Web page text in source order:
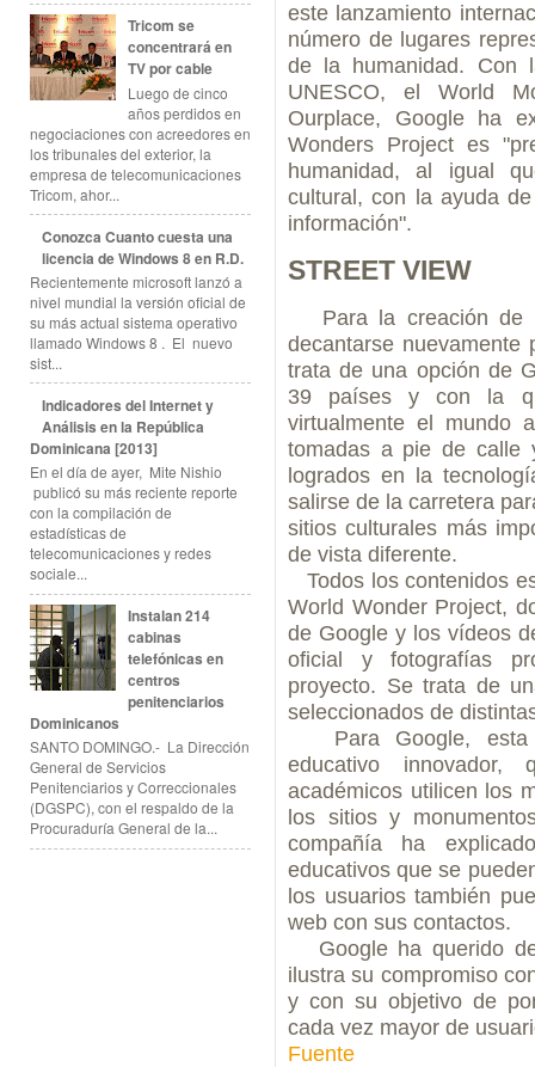
Tricom se
concentrará en
TV por cable
Luego de cinco
años perdidos en
negociaciones con acreedores en
los tribunales del exterior, la
empresa de telecomunicaciones
Tricom, ahor...
Conozca Cuanto cuesta una
licencia de Windows 8 en R.D.
Recientemente microsoft lanzó a
nivel mundial la versión oficial de
su más actual sistema operativo
llamado Windows 8 . El nuevo
sist...
Indicadores del Internet y
Análisis en la República
Dominicana [2013]
En el día de ayer, Mite Nishio
publicó su más reciente reporte
con la compilación de
estadísticas de
telecomunicaciones y redes
sociale...
Instalan 214
cabinas
telefónicas en
centros
penitenciarios
Dominicanos
SANTO DOMINGO.- La Dirección
General de Servicios
Penitenciarios y Correccionales
(DGSPC), con el respaldo de la
Procuraduría General de la...
este lanzamiento
número de lugares
de la humanidad. Con
UNESCO, el World
Ourplace, Google ha
Wonders Project es
humanidad, al igual
cultural, con la ayuda
información".
STREET VIEW
Para la creación de
decantarse nuevamente
trata de una opción de
39 países y con la
virtualmente el mundo
tomadas a pie de calle
logrados en la
salirse de la carretera
sitios culturales más
de vista diferente.
Todos los contenidos
World Wonder Project,
de Google y los vídeos
oficial y fotografías
proyecto. Se trata de
seleccionados de
Para Google, esta
educativo
académicos utilicen los
los sitios y
compañía ha
educativos que se
los usuarios también
web con sus contactos.
Google ha querido
ilustra su compromiso
y con su objetivo de
cada vez mayor de
Fuente